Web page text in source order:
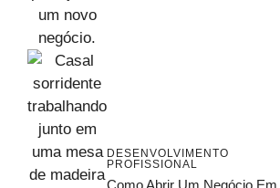
DESENVOLVIMENTO
PROFISSIONAL
Como Abrir Um Negócio Em